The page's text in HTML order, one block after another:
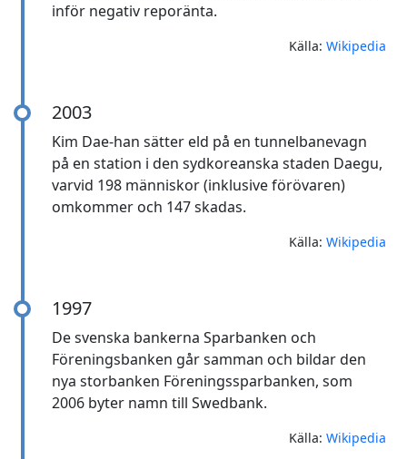
inför negativ reporänta.
Källa:Wikipedia
2003
Kim Dae-han sätter eld på en tunnelbanevagn
på en station i den sydkoreanska staden Daegu,
varvid 198 människor (inklusive förövaren)
omkommer och 147 skadas.
Källa:Wikipedia
1997
De svenska bankerna Sparbanken och
Föreningsbanken går samman och bildar den
nya storbanken Föreningssparbanken, som
2006 byter namn till Swedbank.
Källa:Wikipedia